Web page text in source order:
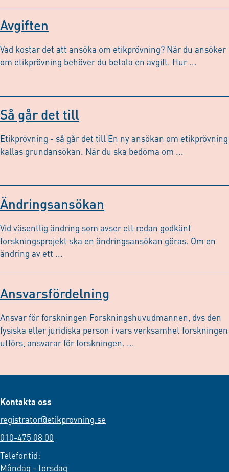
Avgiften
Vad kostar det att ansöka om etikprövning? När du ansöker
om etikprövning behöver du betala en avgift. Hur ...
Så går det till
Etikprövning - så går det till En ny ansökan om etikprövning
kallas grundansökan. När du ska bedöma om ...
Ändringsansökan
Vid väsentlig ändring som avser ett redan godkänt
forskningsprojekt ska en ändringsansökan göras. Om en
ändring av ett ...
Ansvarsfördelning
Ansvar för forskningen Forskningshuvudmannen, dvs den
fysiska eller juridiska person i vars verksamhet forskningen
utförs, ansvarar för forskningen. ...
Kontakta oss
registrator@etikprovning.se
010-475 08 00
Telefontid:
Måndag - torsdag